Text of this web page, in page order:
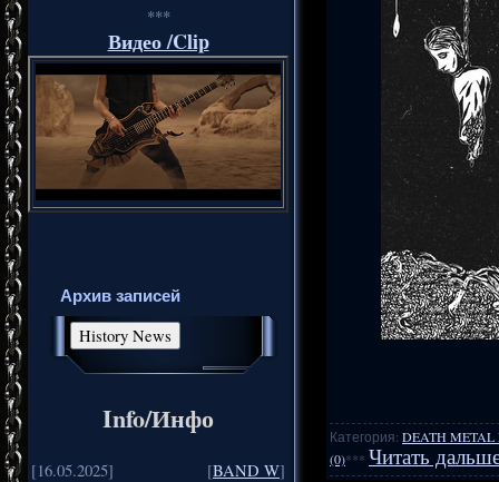
***
Видео /Clip
Архив записей
Info/Инфо
[16.05.2025] [BAND W]
Категория: DEATH METAL
(0)*** Читать